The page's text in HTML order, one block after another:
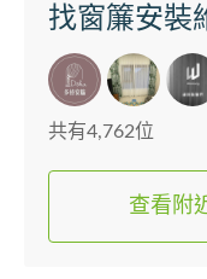
找窗簾安裝
共有4,762位
查看附